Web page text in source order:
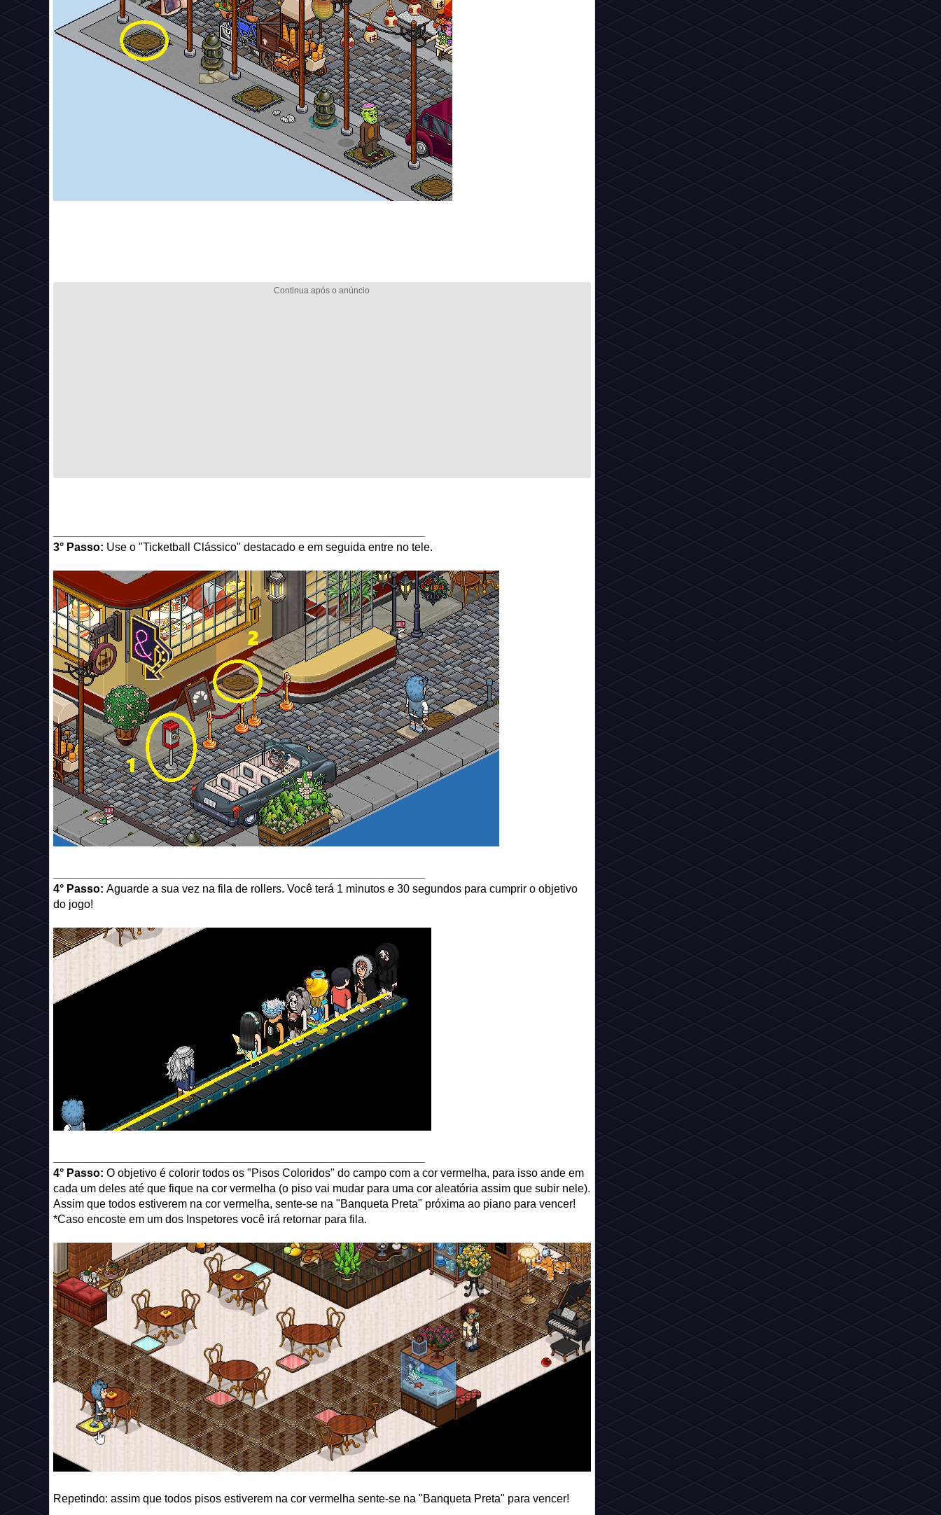
3° Passo: Use o "Ticketball Clássico" destacado e em seguida entre no tele.
4° Passo: Aguarde a sua vez na fila de rollers. Você terá 1 minutos e 30 segundos para cumprir o objetivo
do jogo!
4° Passo: O objetivo é colorir todos os "Pisos Coloridos" do campo com a cor vermelha, para isso ande em
cada um deles até que fique na cor vermelha (o piso vai mudar para uma cor aleatória assim que subir nele).
Assim que todos estiverem na cor vermelha, sente-se na "Banqueta Preta" próxima ao piano para vencer!
*Caso encoste em um dos Inspetores você irá retornar para fila.
Repetindo: assim que todos pisos estiverem na cor vermelha sente-se na "Banqueta Preta" para vencer!